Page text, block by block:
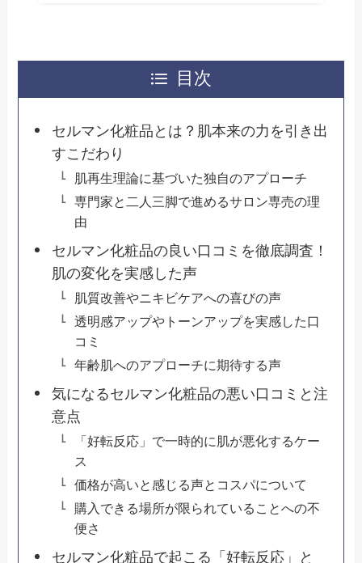
目次
セルマン化粧品とは？肌本来の力を引き出
すこだわり
肌再生理論に基づいた独自のアプローチ
専門家と二人三脚で進めるサロン専売の理
由
セルマン化粧品の良い口コミを徹底調査！
肌の変化を実感した声
肌質改善やニキビケアへの喜びの声
透明感アップやトーンアップを実感した口
コミ
年齢肌へのアプローチに期待する声
気になるセルマン化粧品の悪い口コミと注
意点
「好転反応」で一時的に肌が悪化するケー
ス
価格が高いと感じる声とコスパについて
購入できる場所が限られていることへの不
便さ
セルマン化粧品で起こる「好転反応」と